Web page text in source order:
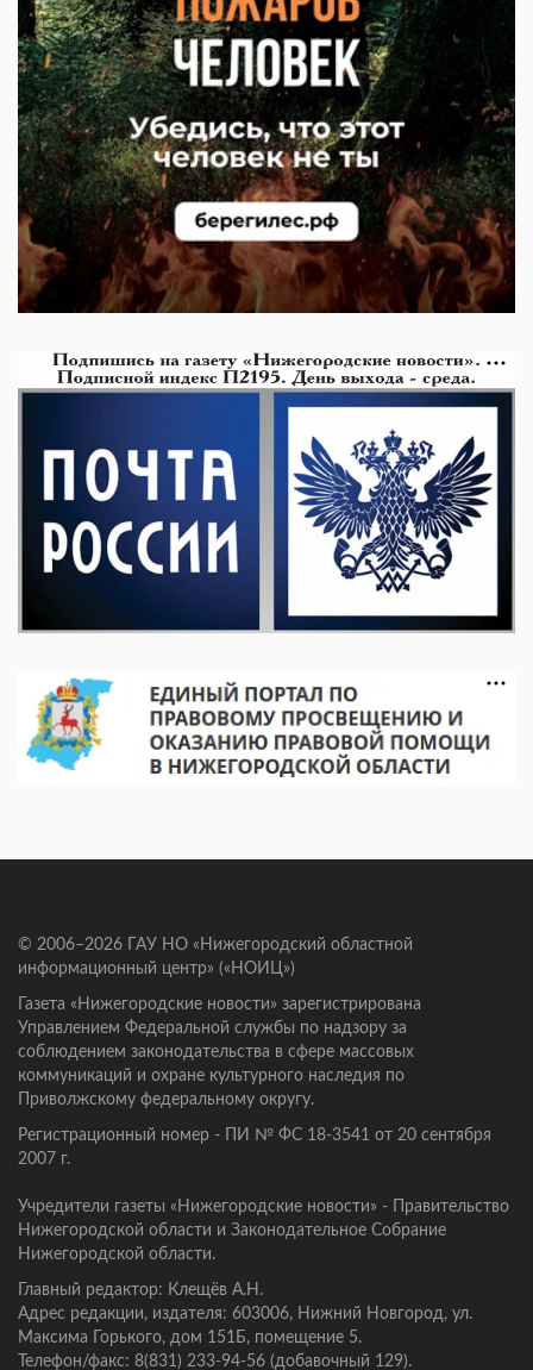
© 2006–2026 ГАУ НО «Нижегородский областной
информационный центр» («НОИЦ»)
Газета «Нижегородские новости» зарегистрирована
Управлением Федеральной службы по надзору за
соблюдением законодательства в сфере массовых
коммуникаций и охране культурного наследия по
Приволжскому федеральному округу.
Регистрационный номер - ПИ № ФС 18-3541 от 20 сентября
2007 г.
Учредители газеты «Нижегородские новости» - Правительство
Нижегородской области и Законодательное Собрание
Нижегородской области.
Главный редактор: Клещёв А.Н.
Адрес редакции, издателя: 603006, Нижний Новгород, ул.
Максима Горького, дом 151Б, помещение 5.
Телефон/факс: 8(831) 233-94-56 (добавочный 129).